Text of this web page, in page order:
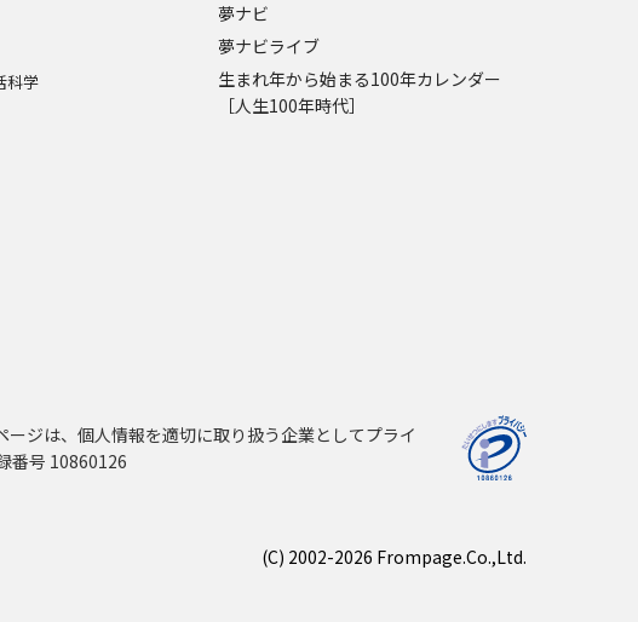
科学
夢ナビ
夢ナビライブ
生まれ年から始まる100年カレンダー
［人生100年時代］
ジは、個人情報を適切に取り扱う企業としてプライ
番号 10860126
(C) 2002-2026 Frompage.Co.,Ltd.